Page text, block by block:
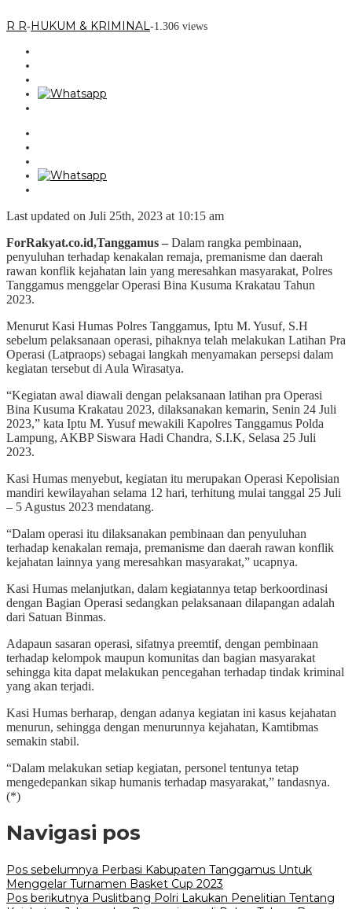
R R-HUKUM & KRIMINAL-1.306 views
Last updated on Juli 25th, 2023 at 10:15 am
ForRakyat.co.id,Tanggamus – Dalam rangka pembinaan,
penyuluhan terhadap kenakalan remaja, premanisme dan daerah
rawan konflik kejahatan lain yang meresahkan masyarakat, Polres
Tanggamus menggelar Operasi Bina Kusuma Krakatau Tahun
2023.
Menurut Kasi Humas Polres Tanggamus, Iptu M. Yusuf, S.H
sebelum pelaksanaan operasi, pihaknya telah melakukan Latihan Pra
Operasi (Latpraops) sebagai langkah menyamakan persepsi dalam
kegiatan tersebut di Aula Wirasatya.
“Kegiatan awal diawali dengan pelaksanaan latihan pra Operasi
Bina Kusuma Krakatau 2023, dilaksanakan kemarin, Senin 24 Juli
2023,” kata Iptu M. Yusuf mewakili Kapolres Tanggamus Polda
Lampung, AKBP Siswara Hadi Chandra, S.I.K, Selasa 25 Juli
2023.
Kasi Humas menyebut, kegiatan itu merupakan Operasi Kepolisian
mandiri kewilayahan selama 12 hari, terhitung mulai tanggal 25 Juli
– 5 Agustus 2023 mendatang.
“Dalam operasi itu dilaksanakan pembinaan dan penyuluhan
terhadap kenakalan remaja, premanisme dan daerah rawan konflik
kejahatan lainnya yang meresahkan masyarakat,” ucapnya.
Kasi Humas melanjutkan, dalam kegiatannya tetap berkoordinasi
dengan Bagian Operasi sedangkan pelaksanaan dilapangan adalah
dari Satuan Binmas.
Adapaun sasaran operasi, sifatnya preemtif, dengan pembinaan
terhadap kelompok maupun komunitas dan bagian masyarakat
sehingga kita dapat melakukan pencegahan terhadap tindak kriminal
yang akan terjadi.
Kasi Humas berharap, dengan adanya kegiatan ini kasus kejahatan
menurun, sehingga dengan menurunnya kejahatan, Kamtibmas
semakin stabil.
“Dalam melakukan setiap kegiatan, personel tentunya tetap
mengedepankan sikap humanis terhadap masyarakat,” tandasnya.
(*)
Navigasi pos
Pos sebelumnya Perbasi Kabupaten Tanggamus Untuk
Menggelar Turnamen Basket Cup 2023
Pos berikutnya Puslitbang Polri Lakukan Penelitian Tentang